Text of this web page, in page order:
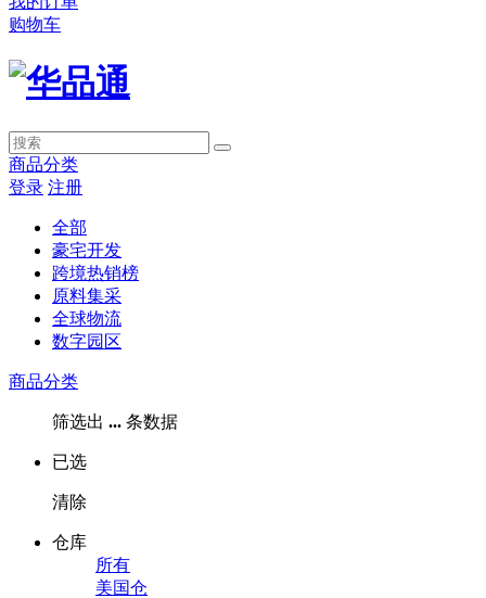
购物车
商品分类
登录 注册
全部
豪宅开发
跨境热销榜
原料集采
全球物流
数字园区
商品分类
筛选出 ... 条数据
已选
清除
仓库
所有
美国仓